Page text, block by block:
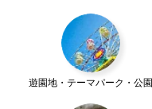
遊園地・テーマパーク・公園